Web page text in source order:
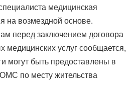
медицинская
на возмездной основе.
перед заключением договора
медицинских услуг сообщается,
могут быть предоставлены в
по месту жительства